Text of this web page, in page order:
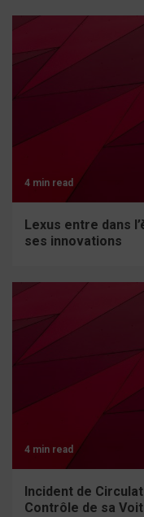
4 min read
Lexus entre dans
ses innovations
4 min read
Incident de
Contrôle de sa